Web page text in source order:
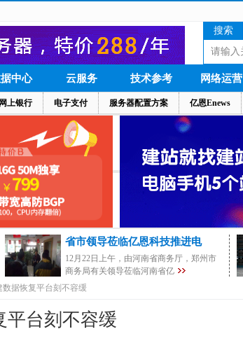
搜索
网上银行 电子支付 服务器配置方案 亿恩Enews
中心 云服务 技术参考 网络运营
省市领导莅临亿恩科技推进电
12月22日上午，由河南省商务厅，郑州市
商务局有关领导莅临河南省亿
数据恢复平台刻不容缓
平台刻不容缓